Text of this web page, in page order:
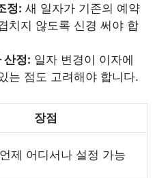
정: 새 일자가 기존의 예약
치지 않도록 신경 써야 합
산정: 일자 변경이 이자에
는 점도 고려해야 합니다.
장점
제 어디서나 설정 가능